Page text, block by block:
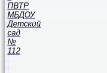
ПВТР
МБДОУ
Детский
сад
№
112